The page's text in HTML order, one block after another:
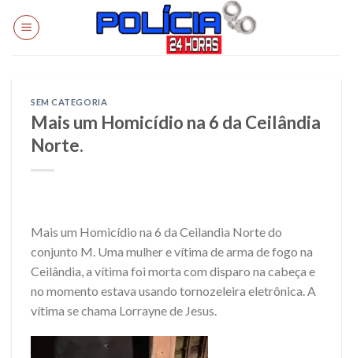
SEM CATEGORIA
Mais um Homicídio na 6 da Ceilândia
Norte.
Mais um Homicídio na 6 da Ceilandia Norte do
conjunto M. Uma mulher e vítima de arma de fogo na
Ceilândia, a vítima foi morta com disparo na cabeça e
no momento estava usando tornozeleira eletrônica. A
vítima se chama Lorrayne de Jesus.